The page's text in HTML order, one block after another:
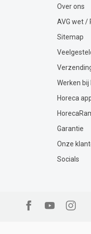
Over ons
AVG wet /
Sitemap
Werken bij
Horeca
Garantie
Onze
Socials